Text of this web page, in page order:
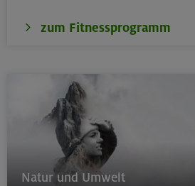
zum Fitnessprogramm
Natur und Umwelt